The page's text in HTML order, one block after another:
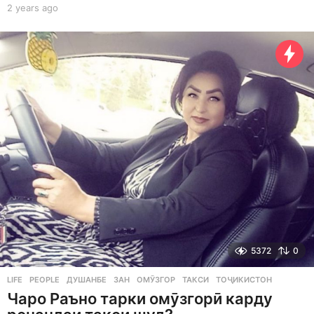
2 years ago
e
r
a
5372 0
LIFE ,PEOPLE ДУШАНБЕ ,ЗАН ,ОМӮЗГОР ,ТАКСИ ,ТОҶИКИСТОН
Чаро Раъно тарки омӯзгорӣ карду